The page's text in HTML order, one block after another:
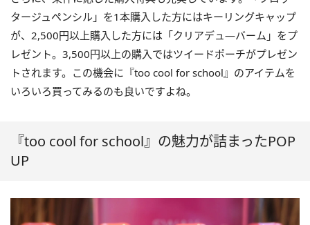
タージュペンシル」を1本購入した方にはキーリングキャップ
が、2,500円以上購入した方には「クリアデュ―バーム」をプ
レゼント。3,500円以上の購入ではツイードポーチがプレゼン
トされます。この機会に『too cool for school』のアイテムを
いろいろ買ってみるのも良いですよね。
『too cool for school』の魅力が詰まったPOP
UP